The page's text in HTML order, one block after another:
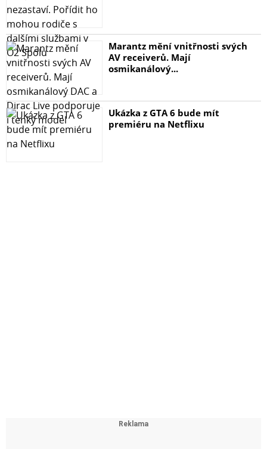
Marantz mění vnitřnosti svých
AV receiverů. Mají
osmikanálový...
Ukázka z GTA 6 bude mít
premiéru na Netflixu